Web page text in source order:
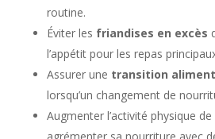
routine.
Éviter les friandises en excès
l’appétit pour les repas
Assurer une transition
lorsqu’un changement de
Augmenter l’activité physique